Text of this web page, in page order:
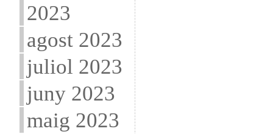
2023
agost 2023
juliol 2023
juny 2023
maig 2023